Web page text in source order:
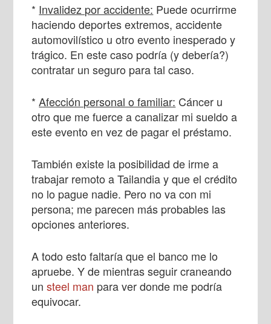
* Invalidez por accidente: Puede ocurrirme
haciendo deportes extremos, accidente
automovilístico u otro evento inesperado y
trágico. En este caso podría (y debería?)
contratar un seguro para tal caso.
*Afección personal o familiar: Cáncer u
otro que me fuerce a canalizar mi sueldo a
este evento en vez de pagar el préstamo.
También existe la posibilidad de irme a
trabajar remoto a Tailandia y que el crédito
no lo pague nadie. Pero no va con mi
persona; me parecen más probables las
opciones anteriores.
A todo esto faltaría que el banco me lo
apruebe. Y de mientras seguir craneando
unsteel man para ver donde me podría
equivocar.